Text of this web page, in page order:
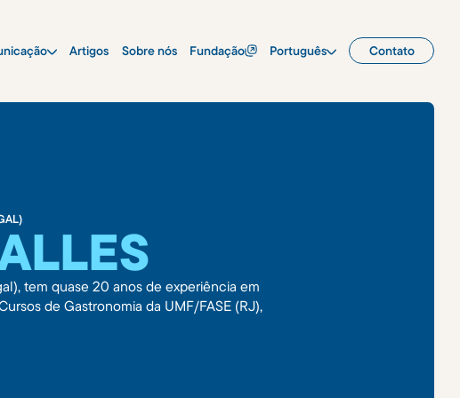
Artigos Sobre nós Fundação Português Contato
tem quase 20 anos de experiência em
de Gastronomia da UMF/FASE (RJ),